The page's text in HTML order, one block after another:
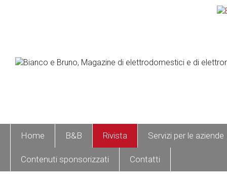
Home B&B Rivista Servizi per le aziende
Contenuti sponsorizzati Contatti